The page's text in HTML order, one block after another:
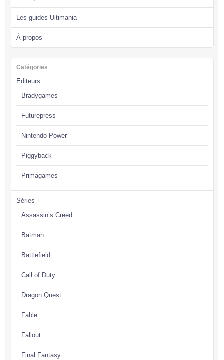
Les guides Ultimania
À propos
Catégories
Editeurs
Bradygames
Futurepress
Nintendo Power
Piggyback
Primagames
Séries
Assassin’s Creed
Batman
Battlefield
Call of Duty
Dragon Quest
Fable
Fallout
Final Fantasy